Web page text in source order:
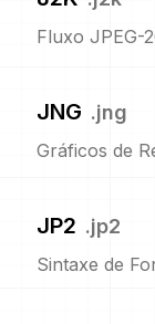
Fluxo JPEG-
JNG .jng
Gráficos de
JP2 .jp2
Sintaxe de